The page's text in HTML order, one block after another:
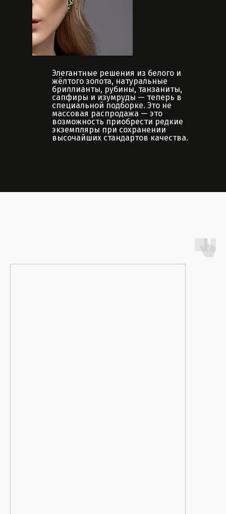
Элегантные решения из белого и
жёлтого золота, натуральные
бриллианты, рубины, танзаниты,
сапфиры и изумруды — теперь в
специальной подборке. Это не
массовая распродажа — это
возможность приобрести редкие
экземпляры при сохранении
высочайших стандартов качества.